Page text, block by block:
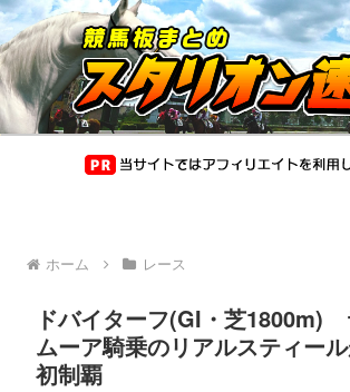
ホーム レース
ドバイターフ(GI・芝1800m)
ムーア騎乗のリアルスティー
初制覇